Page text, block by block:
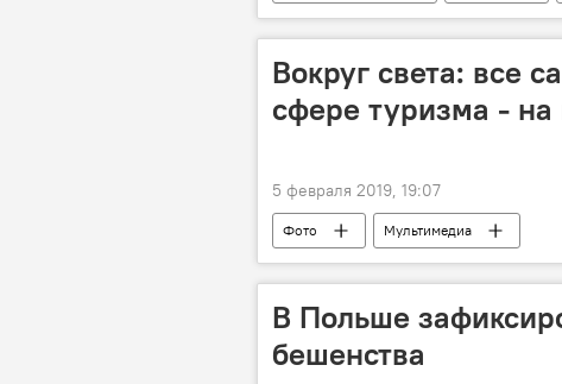
День теней
Швейцария
Вокруг света: все
сфере туризма - на
5 февраля 2019, 19:07
Фото Мультимедиа
В Польше
бешенства